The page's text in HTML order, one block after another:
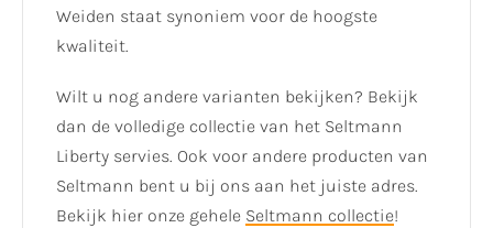
Weiden staat synoniem voor de hoogste
kwaliteit.
Wilt u nog andere varianten bekijken? Bekijk
dan de volledige collectie van het Seltmann
Liberty servies. Ook voor andere producten van
Seltmann bent u bij ons aan het juiste adres.
Bekijk hier onze gehele Seltmann collectie!